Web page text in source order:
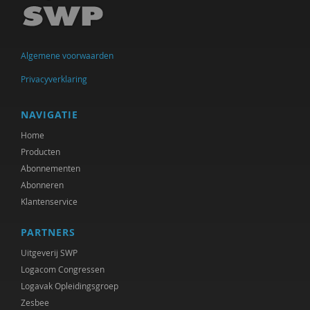
Alain Caillé e.v.a
William E. Connolly
Christine Cuomo
Bram De Jonge
Michiel de Ronde
Marcel de Rooij
Martin Drenthen
Joachim Duyndam
Didier Fassin
Aetzel Griffioen
Algemene voorwaarden
Privacyverklaring
NAVIGATIE
Home
Producten
Abonnementen
Abonneren
Klantenservice
PARTNERS
Uitgeverij SWP
Logacom Congressen
Logavak Opleidingsgroep
Zesbee